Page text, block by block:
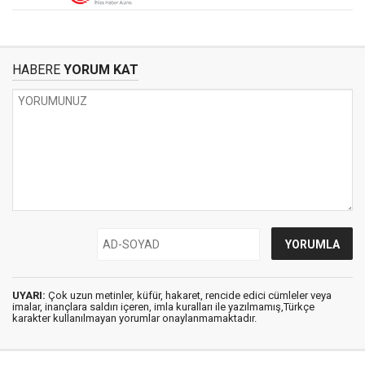
HABERE YORUM KAT
UYARI: Çok uzun metinler, küfür, hakaret, rencide edici cümleler veya
imalar, inançlara saldırı içeren, imla kuralları ile yazılmamış,Türkçe
karakter kullanılmayan yorumlar onaylanmamaktadır.